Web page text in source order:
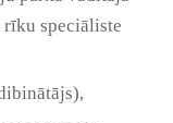
speciāliste